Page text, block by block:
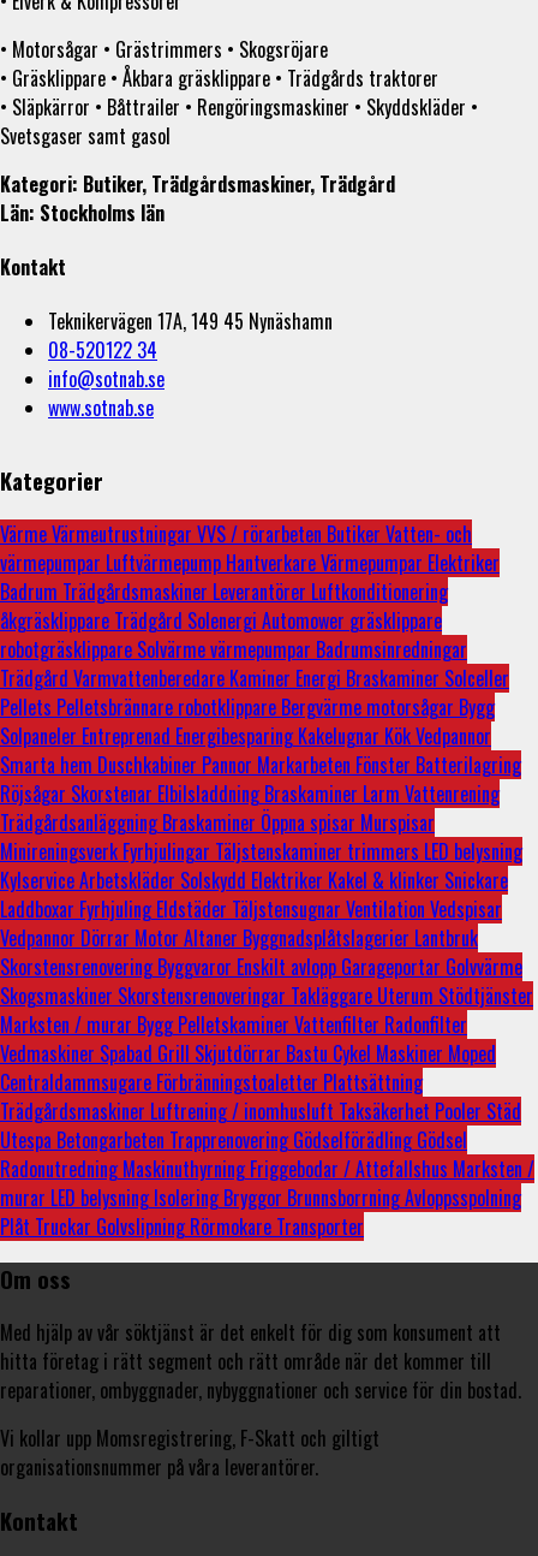
• Motorsågar • Grästrimmers • Skogsröjare
• Gräsklippare • Åkbara gräsklippare • Trädgårds traktorer
• Släpkärror • Båttrailer • Rengöringsmaskiner • Skyddskläder •
Svetsgaser samt gasol
Kategori: Butiker, Trädgårdsmaskiner, Trädgård
Län: Stockholms län
Kontakt
Teknikervägen 17A, 149 45 Nynäshamn
08-520122 34
info@sotnab.se
www.sotnab.se
Kategorier
VärmeVärmeutrustningar VVS / rörarbeten Butiker Vatten- och
värmepumpar Luftvärmepump HantverkareVärmepumpar Elektriker
Badrum Trädgårdsmaskiner Leverantörer Luftkonditionering
åkgräsklippare Trädgård Solenergi Automower gräsklippare
robotgräsklippare Solvärmevärmepumpar Badrumsinredningar
Trädgård Varmvattenberedare Kaminer Energi Braskaminer Solceller
Pellets Pelletsbrännare robotklippare Bergvärme motorsågar Bygg
Solpaneler Entreprenad EnergibesparingKakelugnar KökVedpannor
Smarta hem Duschkabiner Pannor Markarbeten Fönster Batterilagring
Röjsågar Skorstenar ElbilsladdningBraskaminer Larm Vattenrening
TrädgårdsanläggningBraskaminer Öppna spisar Murspisar
Minireningsverk Fyrhjulingar Täljstenskaminer trimmers LED belysning
KylserviceArbetskläder Solskydd Elektriker Kakel & klinker Snickare
Laddboxar FyrhjulingEldstäder Täljstensugnar Ventilation Vedspisar
Vedpannor Dörrar Motor Altaner Byggnadsplåtslagerier Lantbruk
SkorstensrenoveringByggvaror Enskilt avlopp Garageportar Golvvärme
Skogsmaskiner Skorstensrenoveringar Takläggare Uterum Stödtjänster
Marksten / murar ByggPelletskaminer Vattenfilter Radonfilter
Vedmaskiner Spabad Grill Skjutdörrar Bastu Cykel Maskiner Moped
Centraldammsugare Förbränningstoaletter Plattsättning
Trädgårdsmaskiner Luftrening / inomhusluft Taksäkerhet Pooler Städ
Utespa Betongarbeten TrapprenoveringGödselförädlingGödsel
RadonutredningMaskinuthyrningFriggebodar / Attefallshus Marksten /
murar LED belysningIsoleringBryggor BrunnsborrningAvloppsspolning
Plåt Truckar GolvslipningRörmokare Transporter
Om oss
Med hjälp av vår söktjänst är det enkelt för dig som konsument att
hitta företag i rätt segment och rätt område när det kommer till
reparationer, ombyggnader, nybyggnationer och service för din bostad.
Vi kollar upp Momsregistrering, F-Skatt och giltigt
organisationsnummer på våra leverantörer.
Kontakt